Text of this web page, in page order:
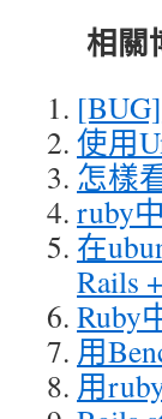
相關
使用
怎樣
ruby
在
Rails
Ruby
用
用